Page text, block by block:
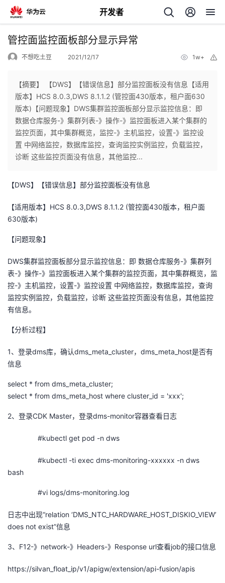
开发者
返
个
人
我
发
者
我
的
博
我
的
坛
我
圈
子
的
直
播
我
的
活
我
的
我
者
支
管控面监控面板部分显示异常
不想吃土豆 2021/12/17 1w+
【摘要】 【DWS】【错误信息】部分监控面板没有信息【适用
版本】HCS 8.0.3,DWS 8.1.1.2 (管控面430版本，租户面630
版本)【问题现象】DWS集群监控面板部分显示监控信息：即
数据仓库服务-》集群列表-》操作-》监控面板进入某个集群的
监控页面，其中集群概览，监控-》主机监控，设置-》监控设
置 中网络监控，数据库监控，查询监控实例监控，负载监控，
诊断 这些监控页面没有信息，其他监控...
【DWS】【错误信息】部分监控面板没有信息
【适用版本】 HCS 8.0.3,DWS 8.1.1.2 (管控面430版本，租户面
630版本)
【问题现象】
DWS集群监控面板部分显示监控信息：即 数据仓库服务-》集群列
表-》操作-》监控面板进入某个集群的监控页面，其中集群概览，监
控-》主机监控，设置-》监控设置 中网络监控，数据库监控，查询
监控实例监控，负载监控，诊断 这些监控页面没有信息，其他监控
有信息。
【分析过程】
1、登录dms库，确认dms_meta_cluster， dms_meta_host是否有
信息
select * from dms_meta_cluster;
select * from dms_meta_host where cluster_id = 'xxx';
2、登录CDK Master，登录dms-monitor容器查看日志
#kubectl get pod -n dws
#kubectl -ti exec dms-monitoring-xxxxxx -n dws
bash
#vi logs/dms-monitoring.log
日志中出现“relation ‘DMS_NTC_HARDWARE_HOST_DISKIO_VIEW’
does not exist”信息
3、F12-》 network-》 Headers-》 Response url查看job的接口信息
https://silvan_float_ip/v1/apigw/extension/api-fusion/apis